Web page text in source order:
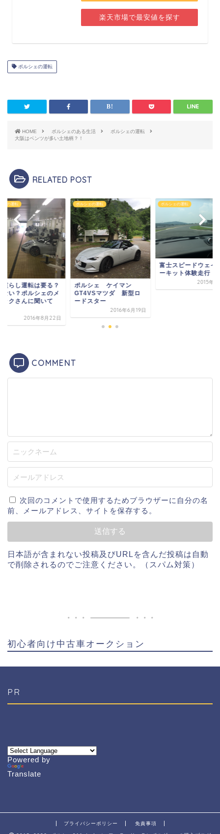
楽天市場で最安値を探す
ポルシェの運転
HOME ポルシェのある生活
ポルシェの運転
大阪はベンツが多い土地柄？！
RELATED POST
ェの運転
慣らし運転は要る？
ない？ポルシェのメ
ックさんに聞いて
2016年8月22日
ポルシェの運転
ポルシェ ケイマン
GT4VSマツダ 新型ロ
ードスター
2016年6月19日
ポルシェの運転
富士スピードウェ
ーキット体験走行
2015年8
COMMENT
次回のコメントで使用するためブラウザーに自分の名
前、メールアドレス、サイトを保存する。
日本語が含まれない投稿及びURLを含んだ投稿は自動
で削除されるのでご注意ください。（スパム対策）
初心者向け中古車オークション
PR
Powered by
Translate
プライバシーポリシー 免責事項